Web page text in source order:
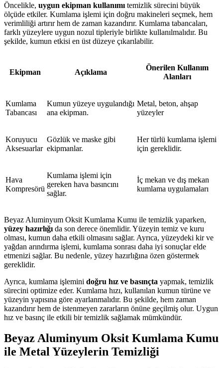
Öncelikle, uygun ekipman kullanımı temizlik sürecini büyük
ölçüde etkiler. Kumlama işlemi için doğru makineleri seçmek, hem
verimliliği artırır hem de zaman kazandırır. Kumlama tabancaları,
farklı yüzeylere uygun nozul tipleriyle birlikte kullanılmalıdır. Bu
şekilde, kumun etkisi en üst düzeye çıkarılabilir.
Ekipman Açıklama
Önerilen Kullanım
Alanları
Kumlama
Tabancası
Kumun yüzeye uygulandığı
ana ekipman.
Metal, beton, ahşap
yüzeyler
Koruyucu
Aksesuarlar
Gözlük ve maske gibi
ekipmanlar.
Her türlü kumlama işlemi
için gereklidir.
Hava
Kompresörü
Kumlama işlemi için
gereken hava basıncını
sağlar.
İç mekan ve dış mekan
kumlama uygulamaları
Beyaz Aluminyum Oksit Kumlama Kumu ile temizlik yaparken,
yüzey hazırlığı da son derece önemlidir. Yüzeyin temiz ve kuru
olması, kumun daha etkili olmasını sağlar. Ayrıca, yüzeydeki kir ve
yağdan arındırma işlemi, kumlama sonrası daha iyi sonuçlar elde
etmenizi sağlar. Bu nedenle, yüzey hazırlığına özen göstermek
gereklidir.
Ayrıca, kumlama işlemini doğru hız ve basınçta yapmak, temizlik
sürecini optimize eder. Kumlama hızı, kullanılan kumun türüne ve
yüzeyin yapısına göre ayarlanmalıdır. Bu şekilde, hem zaman
kazandırır hem de istenmeyen zararların önüne geçilmiş olur. Uygun
hız ve basınç ile etkili bir temizlik sağlamak mümkündür.
Beyaz Aluminyum Oksit Kumlama Kumu
ile Metal Yüzeylerin Temizliği